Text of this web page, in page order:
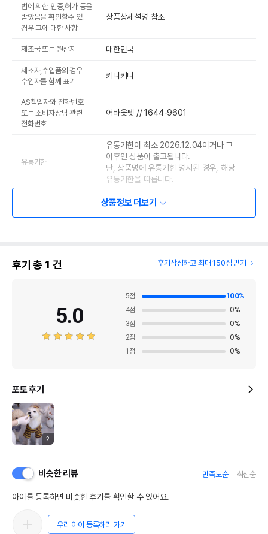
법에 의한 인증,허가 등을
받았음을 확인할수 있는
경우 그에 대한 사항
상품상세설명 참조
제조국 또는 원산지 대한민국
제조자,수입품의 경우
수입자를 함께 표기
키니키니
AS책임자와 전화번호
또는 소비자상담 관련
전화번호
어바웃펫 // 1644-9601
유통기한
유통기한이 최소 2026.12.04이거나 그
이후인 상품이 출고됩니다.
단, 상품명에 유통기한 명시된 경우, 해당
유통기한을 따릅니다.
상품정보 더보기
후기 총 1 건 후기작성하고 최대 150점 받기
5.0
5점 100%
4점 0%
3점 0%
2점 0%
1 점 0%
포토 후기
2
비슷한 리뷰 만족도순 최신순
아이를 등록하면 비슷한 후기를 확인할 수 있어요.
우리 아이 등록하러 가기